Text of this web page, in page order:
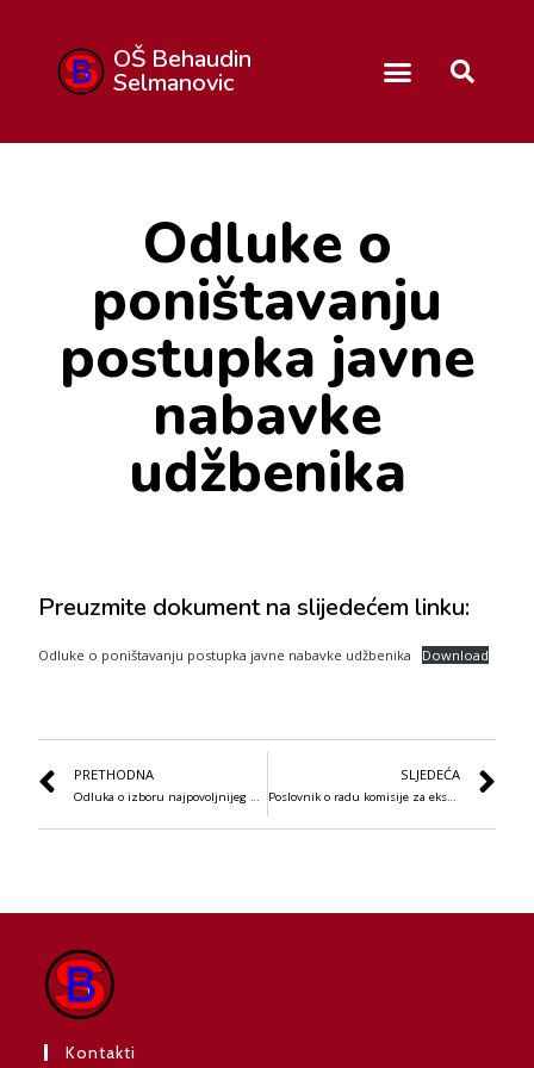
OŠ Behaudin
Selmanovic
Odluke o
poništavanju
postupka javne
nabavke
udžbenika
Preuzmite dokument na slijedećem linku:
Odluke o poništavanju postupka javne nabavke udžbenika Download
PRETHODNA SLJEDEĆA
Poslovnik o radu komisije za ekskurziju
Kontakti